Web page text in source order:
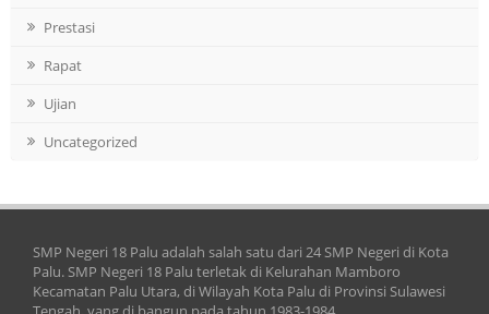
Prestasi
Rapat
Ujian
Uncategorized
SMP Negeri 18 Palu adalah salah satu dari 24 SMP Negeri di Kota
Palu. SMP Negeri 18 Palu terletak di Kelurahan Mamboro
Kecamatan Palu Utara, di Wilayah Kota Palu di Provinsi Sulawesi